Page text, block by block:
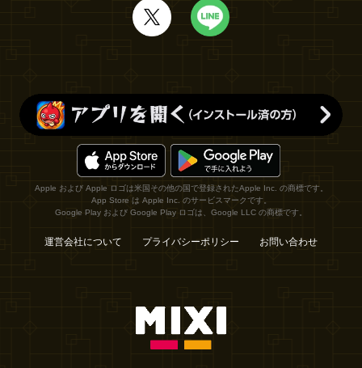
Apple および Apple ロゴは米国その他の国で登録されたApple Inc. の商標です。
App Store は Apple Inc. のサービスマークです。
Google Play および Google Play ロゴは、Google LLC の商標です。
運営会社について プライバシーポリシー お問い合わせ